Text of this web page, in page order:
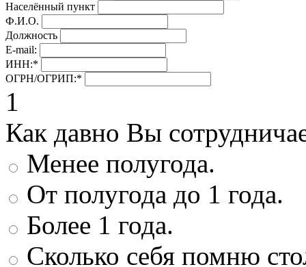
Населённый пункт
Ф.И.О.
Должность
E-mail:
ИНН:*
ОГРН/ОГРИП:*
1
Как давно Вы
Менее полугода.
От полугода до 1 года.
Более 1 года.
Сколько себя помню